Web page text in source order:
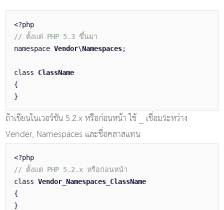
<?php
// ตั้งแต่ PHP 5.3 ขึ้นมา
namespaceVendor\Namespaces;
class ClassName
{
}
ถ้าเขียนในเวอร์ชัน 5.2.x หรือก่อนหน้า ใช้ _ เชื่อมระหว่าง
Vender, Namespaces และชื่อคลาสแทน
<?php
// ตั้งแต่ PHP 5.2.x หรือก่อนหน้า
classVendor_Namespaces_ClassName
{
}